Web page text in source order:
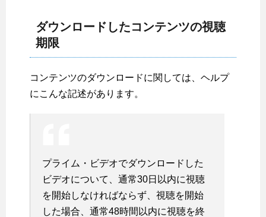
ダウンロードしたコンテンツの視聴
期限
コンテンツのダウンロードに関しては、ヘルプ
にこんな記述があります。
プライム・ビデオでダウンロードした
ビデオについて、通常30日以内に視聴
を開始しなければならず、視聴を開始
した場合、通常48時間以内に視聴を終